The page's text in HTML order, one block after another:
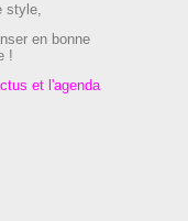
style,
en bonne
!
et l'agenda